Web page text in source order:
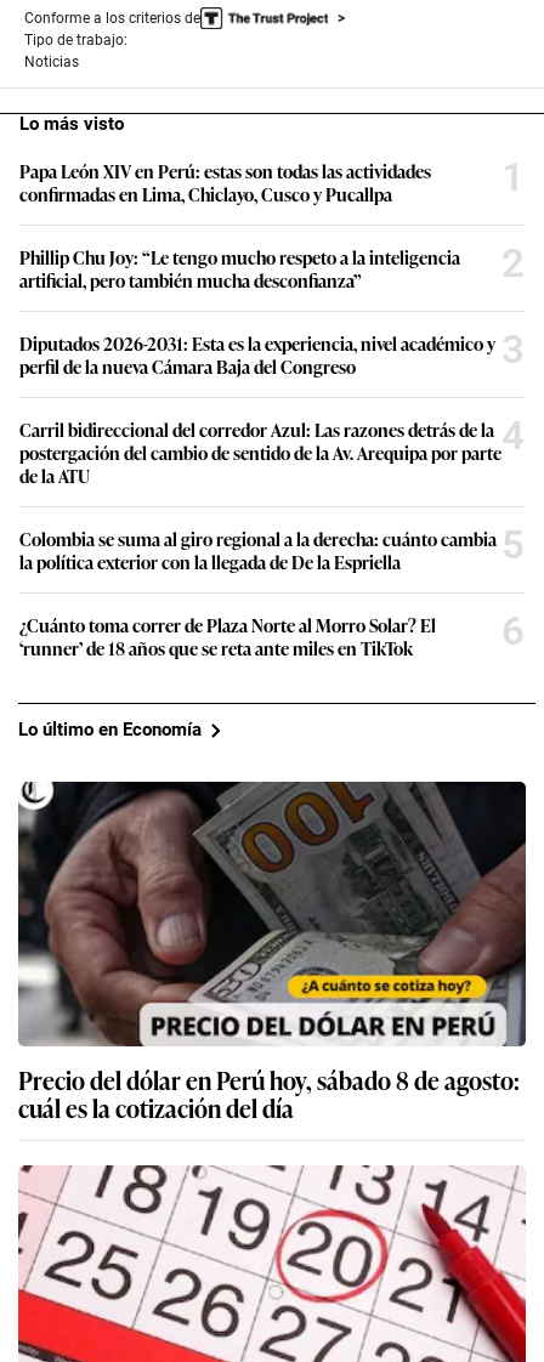
Conforme a los criterios de
Tipo de trabajo:
Noticias
Lo más visto
Papa León XIV en Perú: estas son todas las actividades
confirmadas en Lima, Chiclayo, Cusco y Pucallpa
1
Phillip Chu Joy: “Le tengo mucho respeto a la inteligencia
artificial, pero también mucha desconfianza”
2
Diputados 2026-2031: Esta es la experiencia, nivel académico y
perfil de la nueva Cámara Baja del Congreso
3
Carril bidireccional del corredor Azul: Las razones detrás de la
postergación del cambio de sentido de la Av. Arequipa por parte
de la ATU
4
Colombia se suma al giro regional a la derecha: cuánto cambia
la política exterior con la llegada de De la Espriella
5
¿Cuánto toma correr de Plaza Norte al Morro Solar? El
‘runner’ de 18 años que se reta ante miles en TikTok
6
Lo último en Economía
Precio del dólar en Perú hoy, sábado 8 de agosto:
cuál es la cotización del día